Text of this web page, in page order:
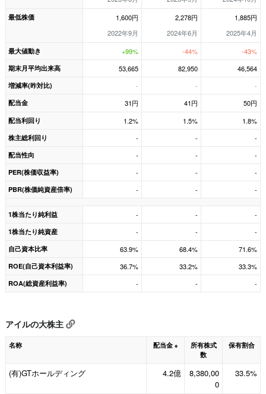
最低株価
1,600円
2022年9月
2,278円
2024年6月
1,885円
2025年4月
最大値動き +99% -44% -43%
期末月平均出来高 53,665 82,950 46,564
増減率(昨対比) - - -
配当金 31円 41円 50円
配当利回り 1.2% 1.5% 1.8%
株主総利回り - - -
配当性向 - - -
PER(株価収益率) - - -
PBR(株価純資産倍率) - - -
1株当たり純利益 - - -
1株当たり純資産 - - -
自己資本比率 63.9% 68.4% 71.6%
ROE(自己資本利益率) 36.7% 33.2% 33.3%
ROA(総資産利益率) - - -
アイルの大株主
名称 配当金 ※
所有株式
数
保有割合
(有)GTホールディング 4.2億
8,380,00
0
33.5%